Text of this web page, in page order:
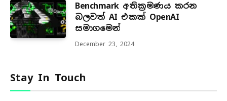
Benchmark අතික්‍රමණය කරන
බලවත් AI එකක් OpenAI
සමාගමෙන්
December 23, 2024
Stay In Touch